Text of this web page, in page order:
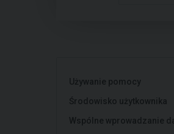
Używanie pomocy
Środowisko użytkownika
Wspólne wprowadzanie